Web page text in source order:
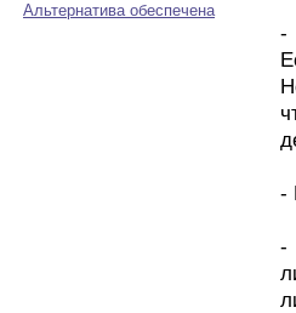
Альтернатива обеспечена
-
-
-